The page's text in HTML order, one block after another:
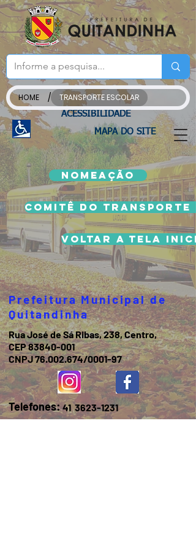
ACESSIBILIDADE
MAPA DO SITE
HOME / TRANSPORTE ESCOLAR
NOMEAÇÃO
COMITÊ DO TRANSPORTE
VOLTAR A TELA
Prefeitura Municipal de
Quitandinha
Rua José de Sá Ribas, 238, Centro,
CEP 83840-001
CNPJ 76.002.674/0001-97
Telefones:413623-1231